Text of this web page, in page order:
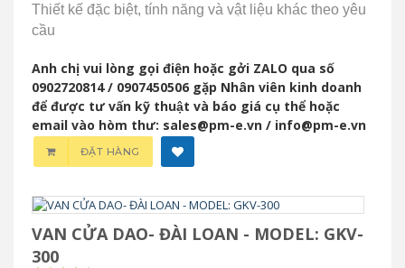
Thiết kế đặc biệt, tính năng và vật liệu khác theo yêu
cầu
Anh chị vui lòng gọi điện hoặc gởi ZALO qua số
0902720814 / 0907450506 gặp Nhân viên kinh doanh
để được tư vấn kỹ thuật và báo giá cụ thể hoặc
email vào hòm thư: sales@pm-e.vn / info@pm-e.vn
ĐẶT HÀNG
VAN CỬA DAO- ĐÀI LOAN - MODEL: GKV-
300